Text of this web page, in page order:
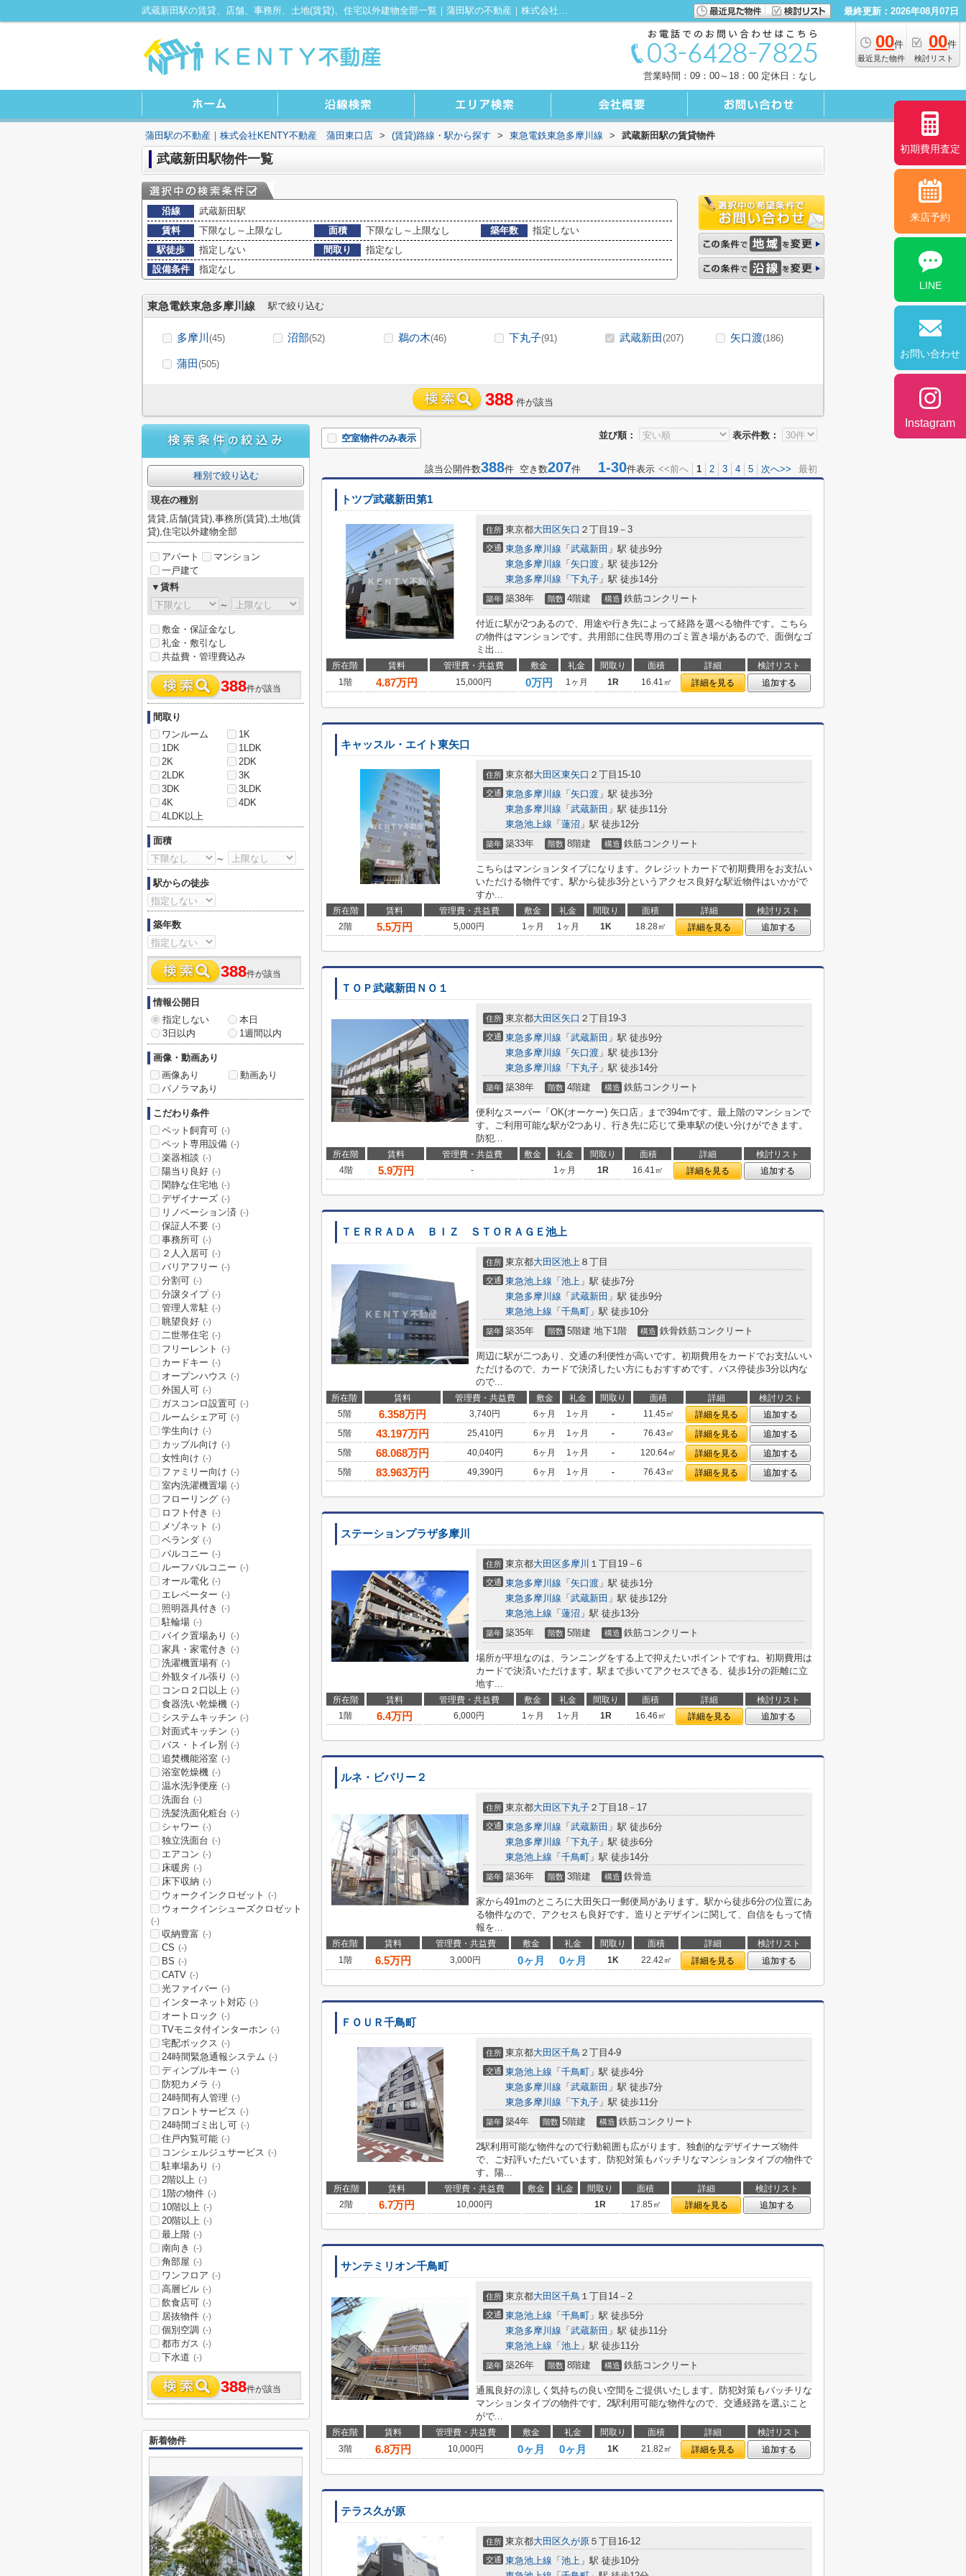
武蔵新田駅の賃貸、店舗、事務所、土地(賃貸)、住宅以外建物全部一覧｜蒲田駅の不動産｜株式会社KENTY不動産 蒲田東口店 最終更新：2026年08月07日
00件
最近見た物件
00件
検討リスト
営業時間：09：00～18：00 定休日：なし
蒲田駅の不動産｜株式会社KENTY不動産 蒲田東口店 > (賃貸)路線・駅から探す > 東急電鉄東急多摩川線 > 武蔵新田駅の賃貸物件
武蔵新田駅物件一覧
沿線
武蔵新田駅
賃料
下限なし～上限なし 面積 下限なし～上限なし 築年数
指定しない
駅徒歩
指定しない 間取り
指定なし
設備条件
指定なし
東急電鉄東急多摩川線 駅で絞り込む
多摩川 (45) 沼部(52) 鵜の木(46) 下丸子(91) 武蔵新田(207) 矢口渡(186)
蒲田(505)
388 件が該当
並び順： 表示件数：
空室物件のみ表示
該当公開件数388件 空き数207件 1-30件表示 <<前へ 1 2 3 4 5 次へ>> 最初
トツプ武蔵新田第1
住所 東京都大田区矢口 ２丁目19－3
交通 東急多摩川線 「 武蔵新田 」駅 徒歩9分
東急多摩川線 「 矢口渡 」駅 徒歩12分
東急多摩川線 「 下丸子 」駅 徒歩14分
築年 築38年 階数 4階建 構造 鉄筋コンクリート
付近に駅が2つあるので、用途や行き先によって経路を選べる物件です。こちら
の物件はマンションです。共用部に住民専用のゴミ置き場があるので、面倒なゴ
ミ出...
所在階 賃料 管理費・共益費 敷金 礼金 間取り 面積 詳細
検討リスト
1階
4.87万円 15,000円 0万円 1ヶ月 1R 16.41㎡ 詳細を見る 追加する
キャッスル・エイト東矢口
住所 東京都大田区東矢口 ２丁目15-10
交通 東急多摩川線 「 矢口渡 」駅 徒歩3分
東急多摩川線 「 武蔵新田 」駅 徒歩11分
東急池上線 「 蓮沼 」駅 徒歩12分
築年 築33年 階数 8階建 構造 鉄筋コンクリート
こちらはマンションタイプになります。クレジットカードで初期費用をお支払い
いただける物件です。駅から徒歩3分というアクセス良好な駅近物件はいかがで
すか...
所在階 賃料 管理費・共益費 敷金 礼金 間取り 面積 詳細
検討リスト
2階
5.5万円 5,000円 1ヶ月 1ヶ月 1K 18.28㎡ 詳細を見る 追加する
ＴＯＰ武蔵新田ＮＯ１
住所 東京都大田区矢口 ２丁目19-3
交通 東急多摩川線 「 武蔵新田 」駅 徒歩9分
東急多摩川線 「 矢口渡 」駅 徒歩13分
東急多摩川線 「 下丸子 」駅 徒歩14分
築年 築38年 階数 4階建 構造 鉄筋コンクリート
便利なスーパー「OK(オーケー) 矢口店」まで394mです。最上階のマンションで
す。ご利用可能な駅が2つあり、行き先に応じて乗車駅の使い分けができます。
防犯...
所在階 賃料 管理費・共益費 敷金 礼金 間取り 面積 詳細
検討リスト
4階
5.9万円 - 1ヶ月 1R 16.41㎡ 詳細を見る 追加する
ＴＥＲＲＡＤＡ ＢＩＺ ＳＴＯＲＡＧＥ池上
住所 東京都大田区池上 ８丁目
交通 東急池上線 「 池上 」駅 徒歩7分
東急多摩川線 「 武蔵新田 」駅 徒歩9分
東急池上線 「 千鳥町 」駅 徒歩10分
築年 築35年 階数 5階建 地下1階 構造 鉄骨鉄筋コンクリート
周辺に駅が二つあり、交通の利便性が高いです。初期費用をカードでお支払いい
ただけるので、カードで決済したい方にもおすすめです。バス停徒歩3分以内な
ので...
所在階 賃料 管理費・共益費 敷金 礼金 間取り 面積 詳細
検討リスト
5階
6.358万円 3,740円 6ヶ月 1ヶ月 - 11.45㎡ 詳細を見る
追加する
5階
43.197万円 25,410円 6ヶ月 1ヶ月 - 76.43㎡ 詳細を見る
追加する
5階
68.068万円 40,040円 6ヶ月 1ヶ月 - 120.64㎡ 詳細を見る
追加する
5階
83.963万円 49,390円 6ヶ月 1ヶ月 - 76.43㎡ 詳細を見る 追加する
ステーションプラザ多摩川
住所 東京都大田区多摩川 １丁目19－6
交通 東急多摩川線 「 矢口渡 」駅 徒歩1分
東急多摩川線 「 武蔵新田 」駅 徒歩12分
東急池上線 「 蓮沼 」駅 徒歩13分
築年 築35年 階数 5階建 構造 鉄筋コンクリート
場所が平坦なのは、ランニングをする上で抑えたいポイントですね。初期費用は
カードで決済いただけます。駅まで歩いてアクセスできる、徒歩1分の距離に立
地す...
所在階 賃料 管理費・共益費 敷金 礼金 間取り 面積 詳細
検討リスト
1階
6.4万円 6,000円 1ヶ月 1ヶ月 1R 16.46㎡ 詳細を見る 追加する
ルネ・ビバリー２
住所 東京都大田区下丸子 ２丁目18－17
交通 東急多摩川線 「 武蔵新田 」駅 徒歩6分
東急多摩川線 「 下丸子 」駅 徒歩6分
東急池上線 「 千鳥町 」駅 徒歩14分
築年 築36年 階数 3階建 構造 鉄骨造
家から491mのところに大田矢口一郵便局があります。駅から徒歩6分の位置にあ
る物件なので、アクセスも良好です。造りとデザインに関して、自信をもって情
報を...
所在階 賃料 管理費・共益費 敷金 礼金 間取り 面積 詳細
検討リスト
1階
6.5万円 3,000円 0ヶ月 0ヶ月 1K 22.42㎡ 詳細を見る 追加する
ＦＯＵＲ千鳥町
住所 東京都大田区千鳥 ２丁目4-9
交通 東急池上線 「 千鳥町 」駅 徒歩4分
東急多摩川線 「 武蔵新田 」駅 徒歩7分
東急多摩川線 「 下丸子 」駅 徒歩11分
築年 築4年 階数 5階建 構造 鉄筋コンクリート
2駅利用可能な物件なので行動範囲も広がります。独創的なデザイナーズ物件
で、ご好評いただいています。防犯対策もバッチリなマンションタイプの物件で
す。陽...
所在階 賃料 管理費・共益費 敷金 礼金 間取り 面積 詳細
検討リスト
2階
6.7万円 10,000円 1R 17.85㎡ 詳細を見る 追加する
サンテミリオン千鳥町
住所 東京都大田区千鳥 １丁目14－2
交通 東急池上線 「 千鳥町 」駅 徒歩5分
東急多摩川線 「 武蔵新田 」駅 徒歩11分
東急池上線 「 池上 」駅 徒歩11分
築年 築26年 階数 8階建 構造 鉄筋コンクリート
通風良好の涼しく気持ちの良い空間をご提供いたします。防犯対策もバッチリな
マンションタイプの物件です。2駅利用可能な物件なので、交通経路を選ぶこと
がで...
所在階 賃料 管理費・共益費 敷金 礼金 間取り 面積 詳細
検討リスト
3階
6.8万円 10,000円 0ヶ月 0ヶ月 1K 21.82㎡ 詳細を見る 追加する
テラス久が原
住所 東京都大田区久が原 ５丁目16-12
交通 東急池上線 「 池上 」駅 徒歩10分
種別で絞り込む
現在の種別
賃貸,店舗(賃貸),事務所(賃貸),土地(賃
貸),住宅以外建物全部
アパート
マンション
一戸建て
▼賃料
～
敷金・保証金なし
礼金・敷引なし
共益費・管理費込み
388件が該当
間取り
ワンルーム
1K
1DK
1LDK
2K
2DK
2LDK
3K
3DK
3LDK
4K
4DK
4LDK以上
面積
～
駅からの徒歩
築年数
388件が該当
情報公開日
指定しない
本日
3日以内
1週間以内
画像・動画あり
画像あり
動画あり
パノラマあり
こだわり条件
ペット飼育可 (-)
ペット専用設備 (-)
楽器相談 (-)
陽当り良好 (-)
閑静な住宅地 (-)
デザイナーズ (-)
リノベーション済 (-)
保証人不要 (-)
事務所可 (-)
２人入居可 (-)
バリアフリー (-)
分割可 (-)
分譲タイプ (-)
管理人常駐 (-)
眺望良好 (-)
二世帯住宅 (-)
フリーレント (-)
カードキー (-)
オープンハウス (-)
外国人可 (-)
ガスコンロ設置可 (-)
ルームシェア可 (-)
学生向け (-)
カップル向け (-)
女性向け (-)
ファミリー向け (-)
室内洗濯機置場 (-)
フローリング (-)
ロフト付き (-)
メゾネット (-)
ベランダ (-)
バルコニー (-)
ルーフバルコニー (-)
オール電化 (-)
エレベーター (-)
照明器具付き (-)
駐輪場 (-)
バイク置場あり (-)
家具・家電付き (-)
洗濯機置場有 (-)
外観タイル張り (-)
コンロ２口以上 (-)
食器洗い乾燥機 (-)
システムキッチン (-)
対面式キッチン (-)
バス・トイレ別 (-)
追焚機能浴室 (-)
浴室乾燥機 (-)
温水洗浄便座 (-)
洗面台 (-)
洗髪洗面化粧台 (-)
シャワー (-)
独立洗面台 (-)
エアコン (-)
床暖房 (-)
床下収納 (-)
ウォークインクロゼット (-)
ウォークインシューズクロゼット
(-)
収納豊富 (-)
CS (-)
BS (-)
CATV (-)
光ファイバー (-)
インターネット対応 (-)
オートロック (-)
TVモニタ付インターホン (-)
宅配ボックス (-)
24時間緊急通報システム (-)
ディンプルキー (-)
防犯カメラ (-)
24時間有人管理 (-)
フロントサービス (-)
24時間ゴミ出し可 (-)
住戸内覧可能 (-)
コンシェルジュサービス (-)
駐車場あり (-)
2階以上 (-)
1階の物件 (-)
10階以上 (-)
20階以上 (-)
最上階 (-)
南向き (-)
角部屋 (-)
ワンフロア (-)
高層ビル (-)
飲食店可 (-)
居抜物件 (-)
個別空調 (-)
都市ガス (-)
下水道 (-)
388件が該当
新着物件
初期費用査定
来店予約
LINE
お問い合わせ
Instagram